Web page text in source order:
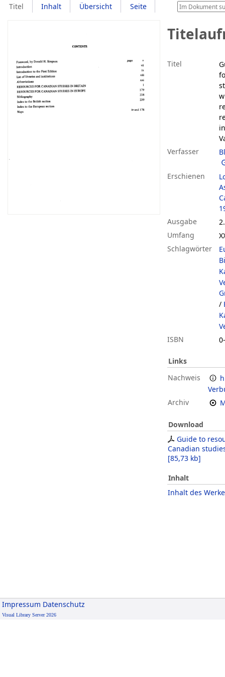
Titel Inhalt Übersicht Seite
Titel
Verfasser
Erschienen
Ausgabe
Umfang
Schlagwörter
/
ISBN
Links
Nachweis
Archiv
Download
Guide to
Canadian
[85,73 kb]
Inhalt
Inhalt des
Impressum Datenschutz
Visual Library Server 2026